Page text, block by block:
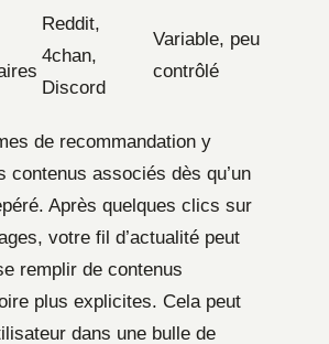
Reddit,
4chan,
Discord
Variable, peu
contrôlé
de recommandation y
contenus associés dès qu’un
Après quelques clics sur
votre fil d’actualité peut
remplir de contenus
plus explicites. Cela peut
dans une bulle de